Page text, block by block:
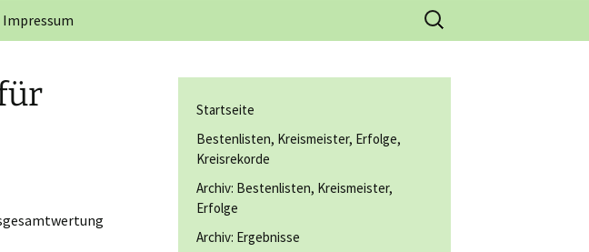
Impressum
Suchen
nach:
Startseite
Bestenlisten, Kreismeister, Erfolge,
Kreisrekorde
Archiv: Bestenlisten, Kreismeister,
Erfolge
Archiv: Ergebnisse